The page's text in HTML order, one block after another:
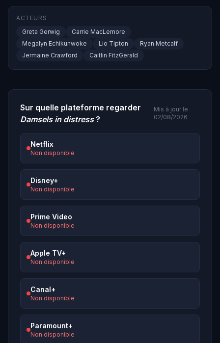
ACTEURS
Greta Gerwig
Carrie MacLemore
Megalyn Echikunwoke
Lio Tipton
Ryan Metcalf
Jermaine Crawford
Caitlin FitzGerald
Sur quelle plateforme regarder
Damsels in distress?
Mis à jour le
02/08/2026
Netflix
Non disponible
Disney+
Non disponible
Prime Video
Non disponible
Apple TV+
Non disponible
Canal+
Non disponible
Paramount+
Non disponible